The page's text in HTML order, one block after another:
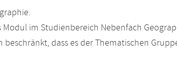
im Studienbereich Nebenfach
dass es der Thematischen